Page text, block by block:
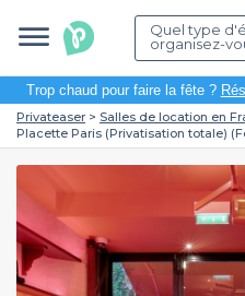
Quel type
organisez-
Trop chaud pour faire la fête ?
Privateaser Salles de location en
Placette Paris (Privatisation totale)